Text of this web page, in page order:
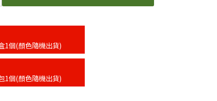
1個(顏色隨機出貨)
1個(顏色隨機出貨)